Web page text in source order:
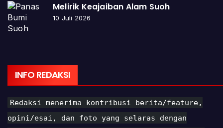
Melirik Keajaiban Alam Suoh
10 Juli 2026
INFO REDAKSI
Redaksi menerima kontribusi berita/feature,
opini/esai, dan foto yang selaras dengan